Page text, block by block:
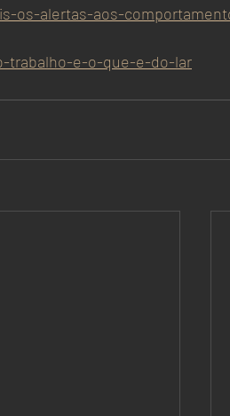
os-alertas-aos-
trabalho-e-o-que-e-do-lar